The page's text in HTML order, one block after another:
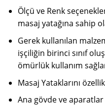
Ölçü ve Renk
masaj yatağına sahip
Gerek kullanılan
işçiliğin birinci sınıf
ömürlük kullanım
Masaj Yataklarını
Ana gövde ve